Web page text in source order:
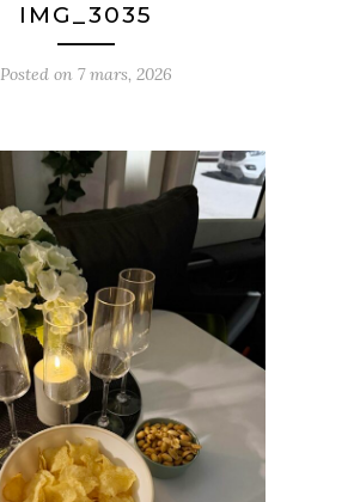
IMG_3035
Posted on 7 mars, 2026